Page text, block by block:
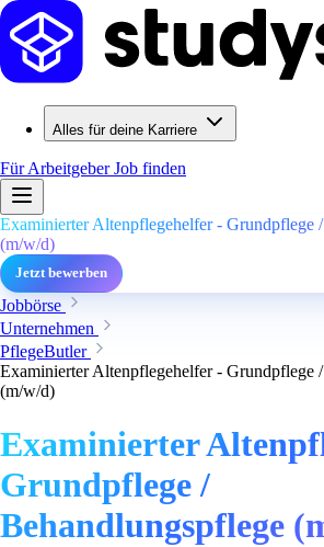
Alles für deine Karriere
Für ArbeitgeberJob finden
Examinierter Altenpflegehelfer - Grundpflege
(m/w/d)
Jetzt bewerben
Jobbörse
Unternehmen
PflegeButler
Examinierter Altenpflegehelfer - Grundpflege
(m/w/d)
Examinierter
Grundpflege /
Behandlungspflege